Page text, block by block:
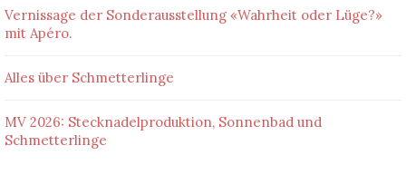
Vernissage der Sonderausstellung «Wahrheit oder Lüge?»
mit Apéro.
Alles über Schmetterlinge
MV 2026: Stecknadelproduktion, Sonnenbad und
Schmetterlinge